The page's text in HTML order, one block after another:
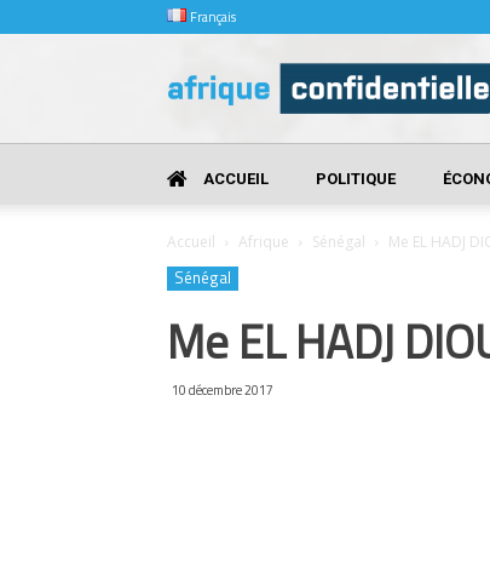
Français
Confidentielle
ACCUEIL POLITIQUE
Accueil Afrique Sénégal Me EL HADJ
Sénégal
Me EL HADJ
10 décembre 2017